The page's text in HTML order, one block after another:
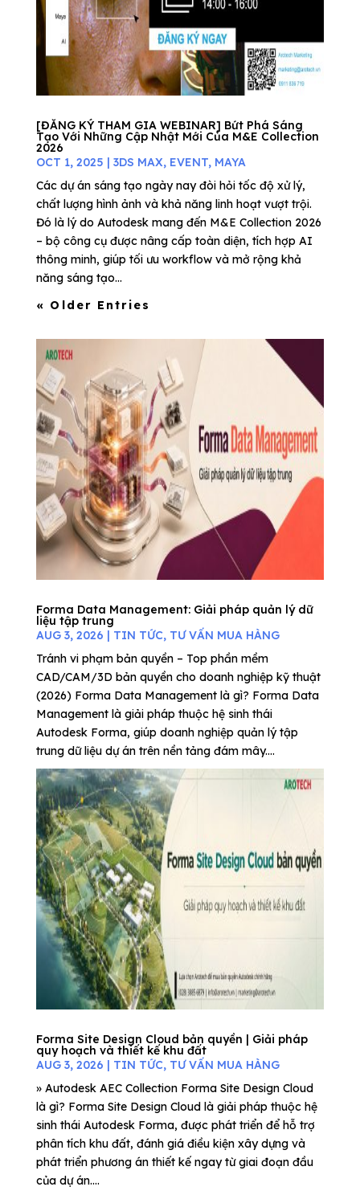
[ĐĂNG KÝ THAM GIA WEBINAR] Bứt Phá Sáng
Tạo Với Những Cập Nhật Mới Của M&E Collection
2026
OCT 1, 2025 | 3DS MAX, EVENT, MAYA
Các dự án sáng tạo ngày nay đòi hỏi tốc độ xử lý,
chất lượng hình ảnh và khả năng linh hoạt vượt trội.
Đó là lý do Autodesk mang đến M&E Collection 2026
– bộ công cụ được nâng cấp toàn diện, tích hợp AI
thông minh, giúp tối ưu workflow và mở rộng khả
năng sáng tạo...
« Older Entries
Forma Data Management: Giải pháp quản lý dữ
liệu tập trung
AUG 3, 2026 | TIN TỨC, TƯ VẤN MUA HÀNG
Tránh vi phạm bản quyền – Top phần mềm
CAD/CAM/3D bản quyền cho doanh nghiệp kỹ thuật
(2026) Forma Data Management là gì? Forma Data
Management là giải pháp thuộc hệ sinh thái
Autodesk Forma, giúp doanh nghiệp quản lý tập
trung dữ liệu dự án trên nền tảng đám mây....
Forma Site Design Cloud bản quyền | Giải pháp
quy hoạch và thiết kế khu đất
AUG 3, 2026 | TIN TỨC, TƯ VẤN MUA HÀNG
» Autodesk AEC Collection Forma Site Design Cloud
là gì? Forma Site Design Cloud là giải pháp thuộc hệ
sinh thái Autodesk Forma, được phát triển để hỗ trợ
phân tích khu đất, đánh giá điều kiện xây dựng và
phát triển phương án thiết kế ngay từ giai đoạn đầu
của dự án....